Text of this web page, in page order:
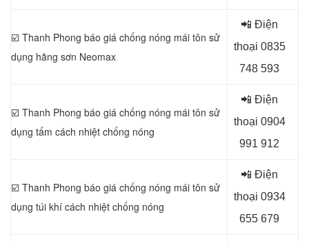
☑️ Thanh Phong báo giá chống nóng mái tôn sử
dụng hãng sơn Neomax
📲 Điện
thoại 0835
748 593
☑️ Thanh Phong báo giá chống nóng mái tôn sử
dụng tấm cách nhiệt chống nóng
📲 Điện
thoại 0904
991 912
☑️ Thanh Phong báo giá chống nóng mái tôn sử
dụng túi khí cách nhiệt chống nóng
📲 Điện
thoại 0934
655 679